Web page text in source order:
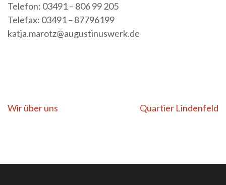
Telefon: 03491 – 806 99 205
Telefax: 03491 – 87796199
katja.marotz@augustinuswerk.de
Beitragsnavigation
Wir über uns Quartier Lindenfeld